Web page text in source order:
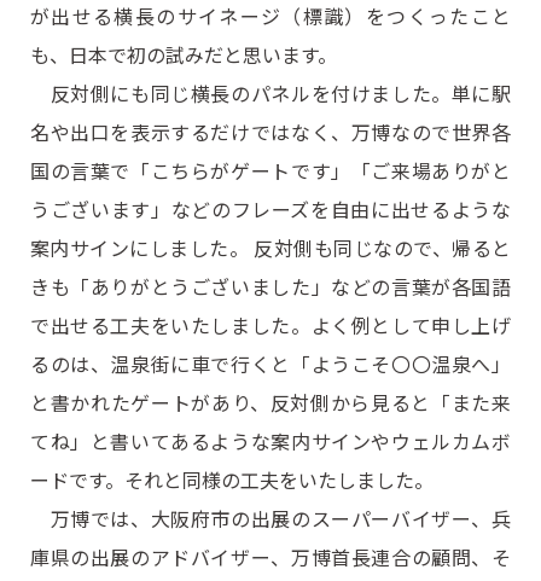
が出せる横長のサイネージ（標識）をつくったこと
も、日本で初の試みだと思います。
反対側にも同じ横長のパネルを付けました。単に駅
名や出口を表示するだけではなく、万博なので世界各
国の言葉で「こちらがゲートです」「ご来場ありがと
うございます」などのフレーズを自由に出せるような
案内サインにしました。 反対側も同じなので、帰ると
きも「ありがとうございました」などの言葉が各国語
で出せる工夫をいたしました。よく例として申し上げ
るのは、温泉街に車で行くと「ようこそ〇〇温泉へ」
と書かれたゲートがあり、反対側から見ると「また来
てね」と書いてあるような案内サインやウェルカムボ
ードです。それと同様の工夫をいたしました。
万博では、大阪府市の出展のスーパーバイザー、兵
庫県の出展のアドバイザー、万博首長連合の顧問、そ